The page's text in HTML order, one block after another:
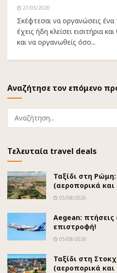
27/05/2020
Σκέφτεσαι να οργανώσεις
έχεις ήδη κλείσει εισιτήρια
και να οργανωθείς όσο...
Αναζήτησε τον επόμενο
Τελευταία travel deals
Ταξίδι στη
(αεροπορικά και
05/08/2026
Aegean:
επιστροφή!
05/08/2026
Ταξίδι στη
(αεροπορικά και